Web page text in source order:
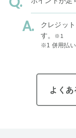
クレジッ
す。
※1
※1 併用払
よくあ